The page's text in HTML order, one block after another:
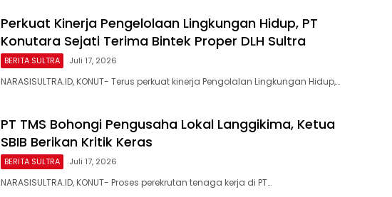
Perkuat Kinerja Pengelolaan Lingkungan Hidup, PT
Konutara Sejati Terima Bintek Proper DLH Sultra
BERITA SULTRA Juli 17, 2026
NARASISULTRA.ID, KONUT- Terus perkuat kinerja Pengolalan Lingkungan Hidup,…
PT TMS Bohongi Pengusaha Lokal Langgikima, Ketua
SBIB Berikan Kritik Keras
BERITA SULTRA Juli 17, 2026
NARASISULTRA.ID, KONUT- Proses perekrutan tenaga kerja di PT…